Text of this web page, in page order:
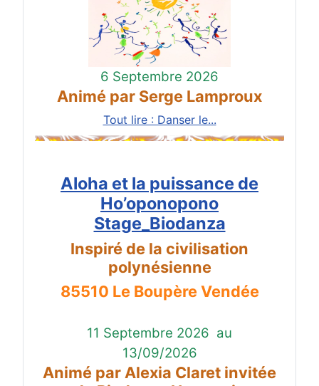
6 Septembre 2026
Animé par Serge Lamproux
Tout lire : Danser le...
Aloha et la puissance de
Ho’oponopono
Stage_Biodanza
Inspiré de la civilisation
polynésienne
85510 Le Boupère Vendée
11 Septembre 2026 au
13/09/2026
Animé par Alexia Claret invitée